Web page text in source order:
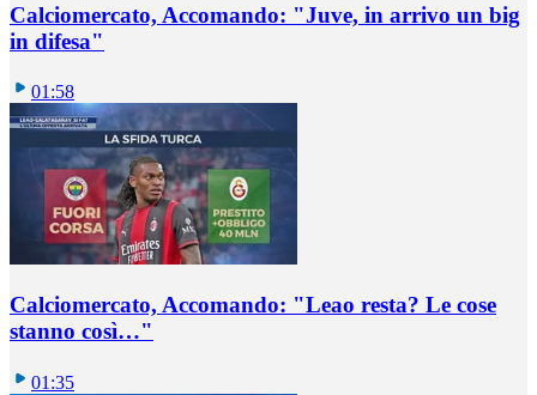
Calciomercato, Accomando: "Juve, in arrivo un big
in difesa"
01:58
Calciomercato, Accomando: "Leao resta? Le cose
stanno così…"
01:35